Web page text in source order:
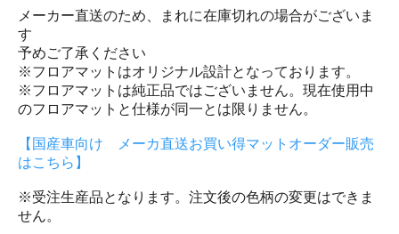
メーカー直送のため、まれに在庫切れの場合がございま
す
予めご了承ください
※フロアマットはオリジナル設計となっております。
※フロアマットは純正品ではございません。現在使用中
のフロアマットと仕様が同一とは限りません。
【国産車向け メーカ直送お買い得マットオーダー販売
はこちら】
※受注生産品となります。注文後の色柄の変更はできま
せん。